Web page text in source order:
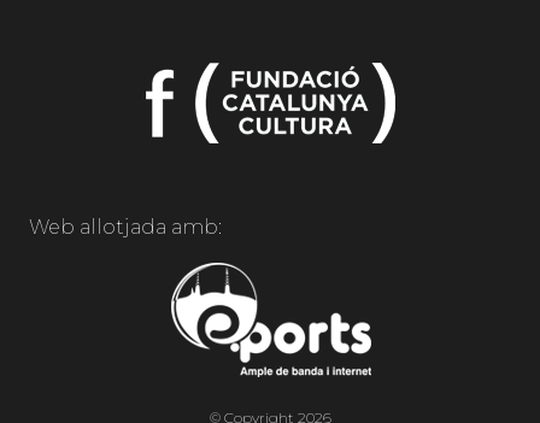
Web allotjada amb:
© Copyright 2026